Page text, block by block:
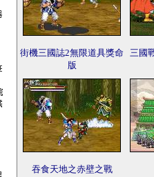
街機三國誌2無限道具獎命
版
三國
吞食天地之赤壁之戰